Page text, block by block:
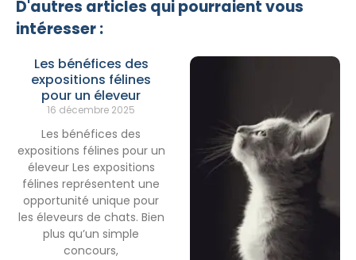
D'autres articles qui pourraient vous
intéresser :
Les bénéfices des
expositions félines
pour un éleveur
16 décembre 2025
Les bénéfices des
expositions félines pour un
éleveur Les expositions
félines représentent une
opportunité unique pour
les éleveurs de chats. Bien
plus qu’un simple
concours,